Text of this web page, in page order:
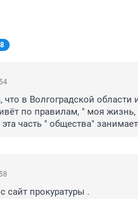
в Волгоградской области
по правилам, " моя
часть " общества"
пытаются их призвать к
Подставят и уголовное
Законопослушному
сайт прокуратуры .